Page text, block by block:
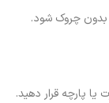
بدون چروک شود.
پارچه قرار دهید.